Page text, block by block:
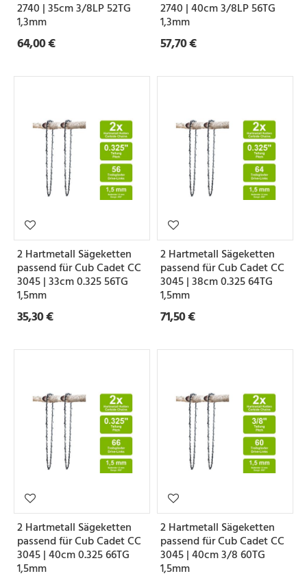
2740 | 35cm 3/8LP 52TG
1,3mm
64,00 €
2740 | 40cm 3/8LP 56TG
1,3mm
57,70 €
2 Hartmetall Sägeketten
passend für Cub Cadet CC
3045 | 33cm 0.325 56TG
1,5mm
35,30 €
2 Hartmetall Sägeketten
passend für Cub Cadet CC
3045 | 38cm 0.325 64TG
1,5mm
71,50 €
2 Hartmetall Sägeketten
passend für Cub Cadet CC
3045 | 40cm 0.325 66TG
1,5mm
2 Hartmetall Sägeketten
passend für Cub Cadet CC
3045 | 40cm 3/8 60TG
1,5mm